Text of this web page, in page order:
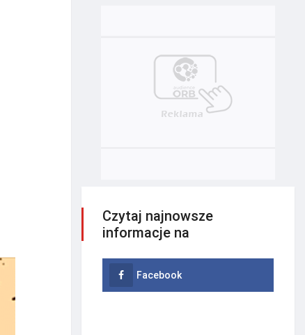
Czytaj najnowsze
informacje na
Facebook